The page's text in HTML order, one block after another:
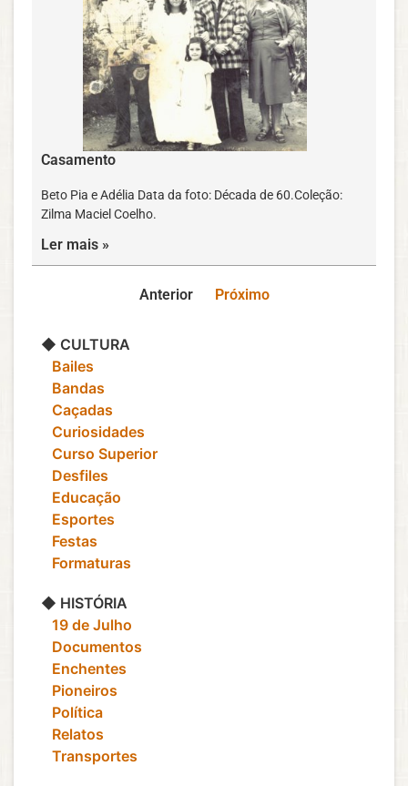
Casamento
Beto Pia e Adélia Data da foto: Década de 60.Coleção:
Zilma Maciel Coelho.
Ler mais »
Anterior Próximo
◆ CULTURA
‎ ‎ ‎ Bailes
‎ ‎ ‎ Bandas
‎ ‎ ‎ Caçadas
‎ ‎ ‎ Curiosidades
‎ ‎ ‎ Curso Superior
‎ ‎ ‎ Desfiles
‎ ‎ ‎ Educação
‎ ‎ ‎ Esportes
‎ ‎ ‎ Festas
‎ ‎ ‎ Formaturas
◆ HISTÓRIA
‎ ‎ ‎ 19 de Julho
‎ ‎ ‎ Documentos
‎ ‎ ‎ Enchentes
‎ ‎ ‎ Pioneiros
‎ ‎ ‎ Política
‎ ‎ ‎ Relatos
‎ ‎ ‎ Transportes